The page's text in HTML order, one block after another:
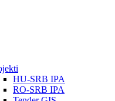
HU-SRB IPA
RO-SRB IPA